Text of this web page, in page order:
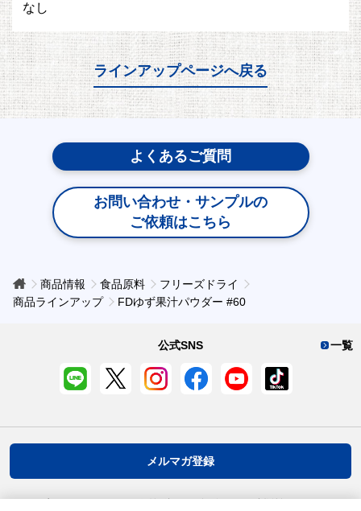
なし
ラインアップページへ戻る
よくあるご質問
お問い合わせ・サンプルの
ご依頼はこちら
商品情報 食品原料
フリーズドライ
商品ラインアップ
FDゆず果汁パウダー #60
一覧
公式SNS
メルマガ登録